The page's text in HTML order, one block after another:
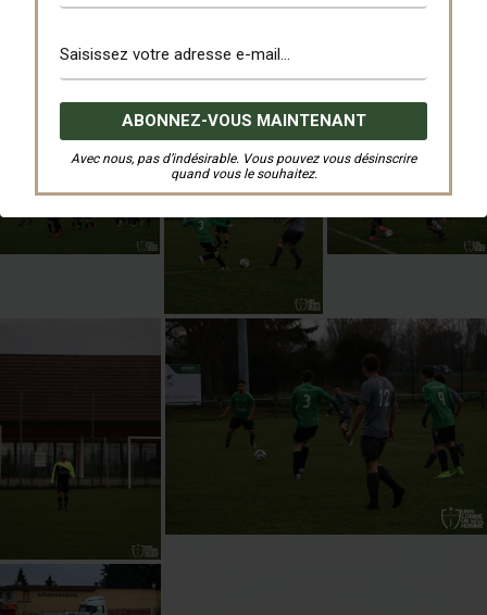
Avec nous, pas d’indésirable. Vous pouvez vous désinscrire
quand vous le souhaitez.